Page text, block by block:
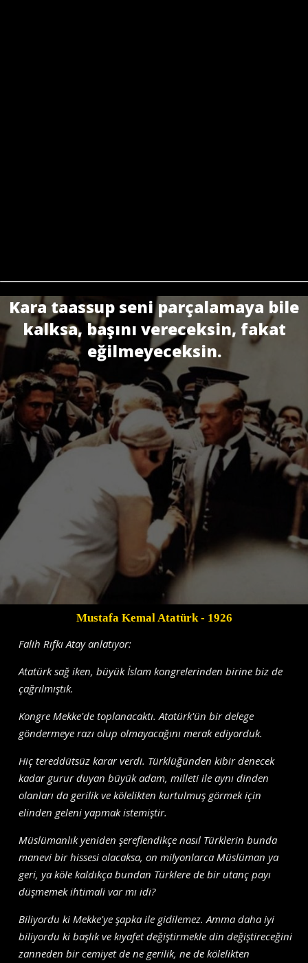
Kara taassup seni parçalamaya bile
kalksa, başını vereceksin, fakat
eğilmeyeceksin.
Mustafa Kemal Atatürk- 1926
Falih Rıfkı Atay anlatıyor:
Atatürk sağ iken, büyük İslam kongrelerinden birine biz de
çağrılmıştık.
Kongre Mekke'de toplanacaktı. Atatürk'ün bir delege
göndermeye razı olup olmayacağını merak ediyorduk.
Hiç tereddütsüz karar verdi. Türklüğünden kibir denecek
kadar gurur duyan büyük adam, milleti ile aynı dinden
olanları da gerilik ve kölelikten kurtulmuş görmek için
elinden geleni yapmak istemiştir.
Müslümanlık yeniden şereflendikçe nasıl Türklerin bunda
manevi bir hissesi olacaksa, on milyonlarca Müslüman ya
geri, ya köle kaldıkça bundan Türklere de bir utanç payı
düşmemek ihtimali var mı idi?
Biliyordu ki Mekke'ye şapka ile gidilemez. Amma daha iyi
biliyordu ki başlık ve kıyafet değiştirmekle din değiştireceğini
zanneden bir cemiyet de ne gerilik, ne de kölelikten